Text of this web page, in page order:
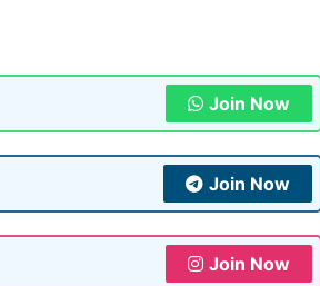
Join Now
Join Now
Join Now